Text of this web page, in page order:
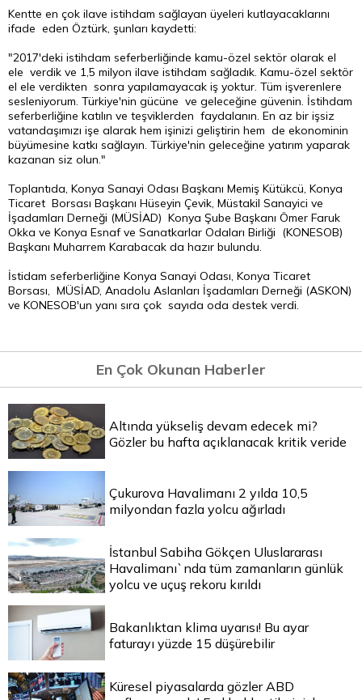
Kentte en çok ilave istihdam sağlayan üyeleri kutlayacaklarını
ifade eden Öztürk, şunları kaydetti:
"2017'deki istihdam seferberliğinde kamu-özel sektör olarak el
ele verdik ve 1,5 milyon ilave istihdam sağladık. Kamu-özel sektör
el ele verdikten sonra yapılamayacak iş yoktur. Tüm işverenlere
sesleniyorum. Türkiye'nin gücüne ve geleceğine güvenin. İstihdam
seferberliğine katılın ve teşviklerden faydalanın. En az bir işsiz
vatandaşımızı işe alarak hem işinizi geliştirin hem de ekonominin
büyümesine katkı sağlayın. Türkiye'nin geleceğine yatırım yaparak
kazanan siz olun."
Toplantıda, Konya Sanayi Odası Başkanı Memiş Kütükcü, Konya
Ticaret Borsası Başkanı Hüseyin Çevik, Müstakil Sanayici ve
İşadamları Derneği (MÜSİAD) Konya Şube Başkanı Ömer Faruk
Okka ve Konya Esnaf ve Sanatkarlar Odaları Birliği (KONESOB)
Başkanı Muharrem Karabacak da hazır bulundu.
İstidam seferberliğine Konya Sanayi Odası, Konya Ticaret
Borsası, MÜSİAD, Anadolu Aslanları İşadamları Derneği (ASKON)
ve KONESOB'un yanı sıra çok sayıda oda destek verdi.
En Çok Okunan Haberler
Altında yükseliş devam edecek mi?
Gözler bu hafta açıklanacak kritik veride
Çukurova Havalimanı 2 yılda 10,5
milyondan fazla yolcu ağırladı
İstanbul Sabiha Gökçen Uluslararası
Havalimanı`nda tüm zamanların günlük
yolcu ve uçuş rekoru kırıldı
Bakanlıktan klima uyarısı! Bu ayar
faturayı yüzde 15 düşürebilir
Küresel piyasalarda gözler ABD